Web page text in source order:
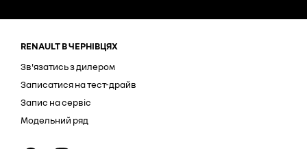
RENAULT В ЧЕРНІВЦЯХ
Зв'язатись з дилером
Записатися на тест-драйв
Запис на сервіс
Модельний ряд